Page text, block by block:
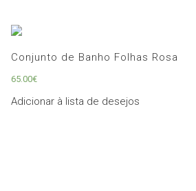
Conjunto de Banho Folhas Rosa
65.00€
Adicionar à lista de desejos